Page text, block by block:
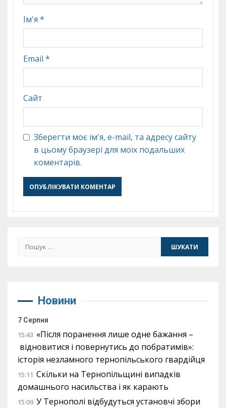
Ім'я *
Email *
Сайт
Зберегти моє ім'я, e-mail, та адресу сайту
в цьому браузері для моїх подальших
коментарів.
Пошук:
Новини
7 Серпня
15:43 «Після поранення лише одне бажання –
відновитися і повернутись до побратимів»:
історія незламного тернопільського гвардійця
15:11 Скільки на Тернопільщині випадків
домашнього насильства і як карають
15:09 У Тернополі відбудуться установчі збори